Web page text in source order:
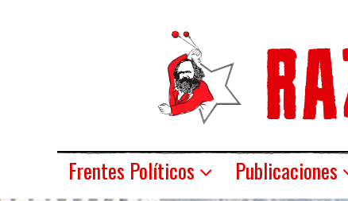
Frentes Políticos Publicaciones